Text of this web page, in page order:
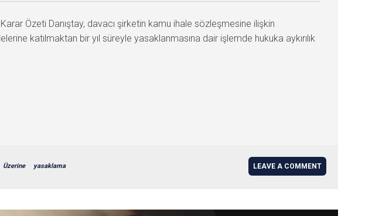
Karar Özeti Danıştay, davacı şirketin kamu ihale sözleşmesine ilişkin
katılmaktan bir yıl süreyle yasaklanmasına dair işlemde hukuka aykırılık
Üzerine yasaklama LEAVE A COMMENT